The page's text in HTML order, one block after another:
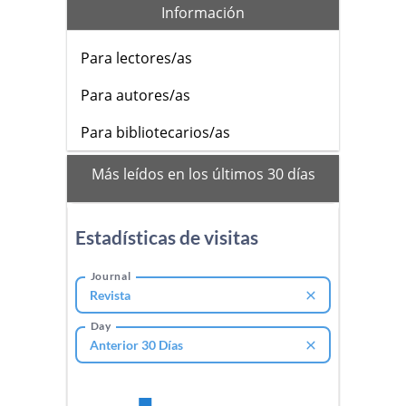
Información
Para lectores/as
Para autores/as
Para bibliotecarios/as
mas_vistos
Más leídos en los últimos 30 días